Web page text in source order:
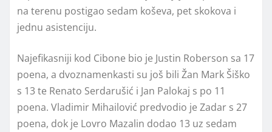
na terenu postigao sedam koševa, pet skokova i
jednu asistenciju.
Najefikasniji kod Cibone bio je Justin Roberson sa 17
poena, a dvoznamenkasti su još bili Žan Mark Šiško
s 13 te Renato Serdarušić i Jan Palokaj s po 11
poena. Vladimir Mihailović predvodio je Zadar s 27
poena, dok je Lovro Mazalin dodao 13 uz sedam